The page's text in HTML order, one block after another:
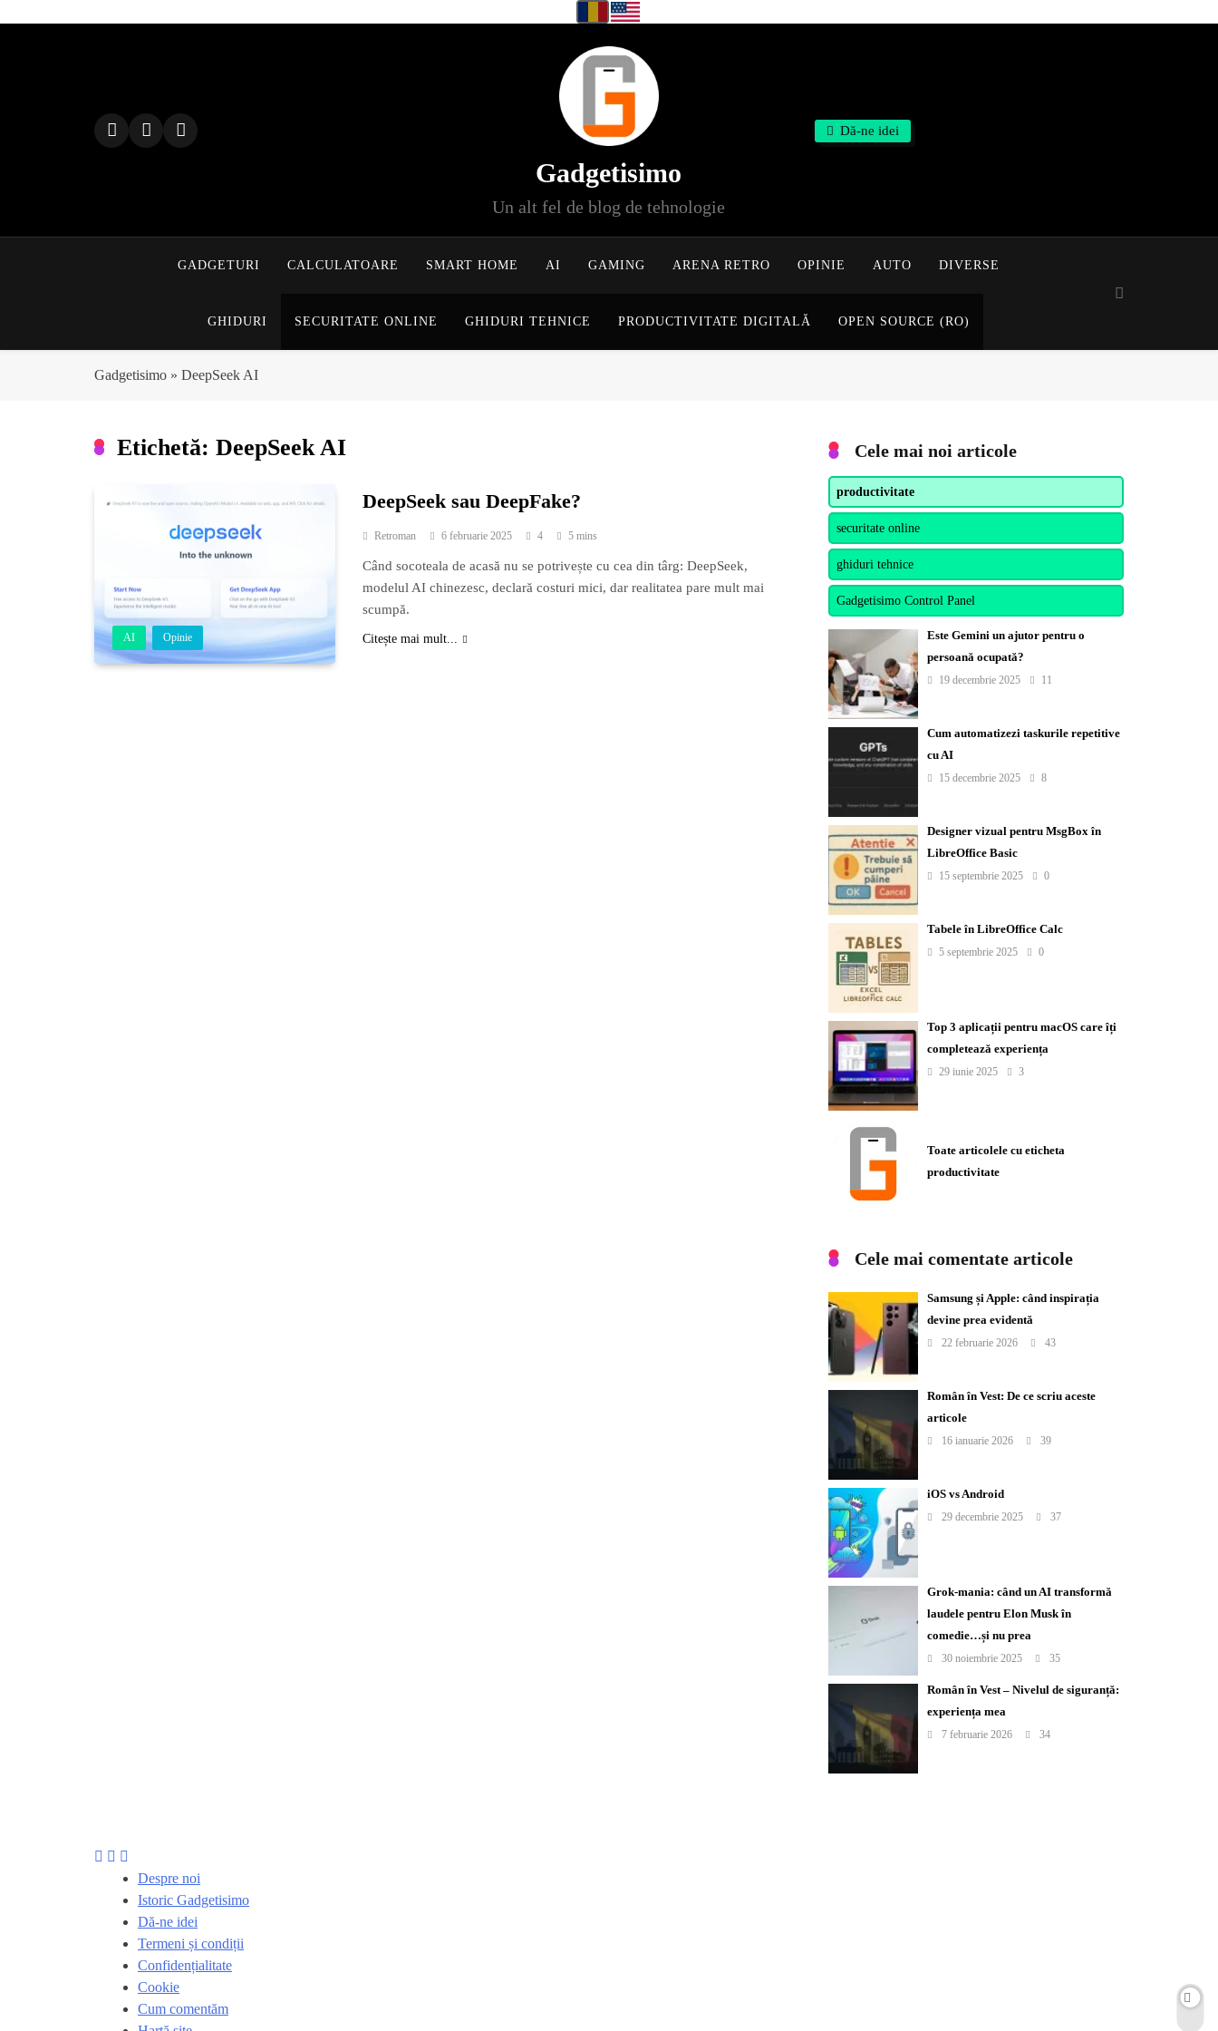
Gadgetisimo
Un alt fel de blog de tehnologie
Dă-ne idei
GADGETURI CALCULATOARE SMART HOME AI GAMING ARENA RETRO OPINIE AUTO DIVERSE
GHIDURI SECURITATE ONLINE GHIDURI TEHNICE PRODUCTIVITATE DIGITALĂ OPEN SOURCE (RO)
Gadgetisimo » DeepSeek AI
Etichetă: DeepSeek AI
AI Opinie
DeepSeek sau DeepFake?
Retroman 6 februarie 2025 4 5 mins
Când socoteala de acasă nu se potrivește cu cea din târg: DeepSeek,
modelul AI chinezesc, declară costuri mici, dar realitatea pare mult mai
scumpă.
Citește mai mult...
Cele mai noi articole
productivitate
securitate online
ghiduri tehnice
Gadgetisimo Control Panel
Este Gemini un ajutor pentru o
persoană ocupată?
19 decembrie 2025 11
Cum automatizezi taskurile repetitive
cu AI
15 decembrie 2025 8
Designer vizual pentru MsgBox în
LibreOffice Basic
15 septembrie 2025 0
Tabele în LibreOffice Calc
5 septembrie 2025 0
Top 3 aplicații pentru macOS care îți
completează experiența
29 iunie 2025 3
Toate articolele cu eticheta
productivitate
Cele mai comentate articole
Samsung și Apple: când inspirația
devine prea evidentă
22 februarie 2026 43
Român în Vest: De ce scriu aceste
articole
16 ianuarie 2026 39
iOS vs Android
29 decembrie 2025 37
Grok-mania: când un AI transformă
laudele pentru Elon Musk în
comedie…și nu prea
30 noiembrie 2025 35
Român în Vest – Nivelul de siguranță:
experiența mea
7 februarie 2026 34
Despre noi
Istoric Gadgetisimo
Dă-ne idei
Termeni și condiții
Confidențialitate
Cookie
Cum comentăm